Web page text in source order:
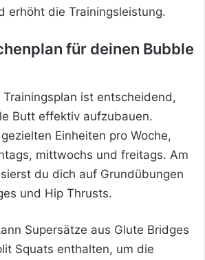
erhöht die Trainingsleistung.
für deinen Bubble
ist entscheidend,
Butt effektiv aufzubauen.
Einheiten pro Woche,
mittwochs und freitags. Am
du dich auf Grundübungen
und Hip Thrusts.
Supersätze aus Glute Bridges
Squats enthalten, um die